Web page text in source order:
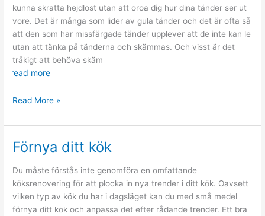
kunna skratta hejdlöst utan att oroa dig hur dina tänder ser ut
vore. Det är många som lider av gula tänder och det är ofta så
att den som har missfärgade tänder upplever att de inte kan le
utan att tänka på tänderna och skämmas. Och visst är det
tråkigt att behöva skäm
read more
Skaffa
ett
leende
Read More »
Förnya ditt kök
Du måste förstås inte genomföra en omfattande
köksrenovering för att plocka in nya trender i ditt kök. Oavsett
vilken typ av kök du har i dagsläget kan du med små medel
förnya ditt kök och anpassa det efter rådande trender. Ett bra